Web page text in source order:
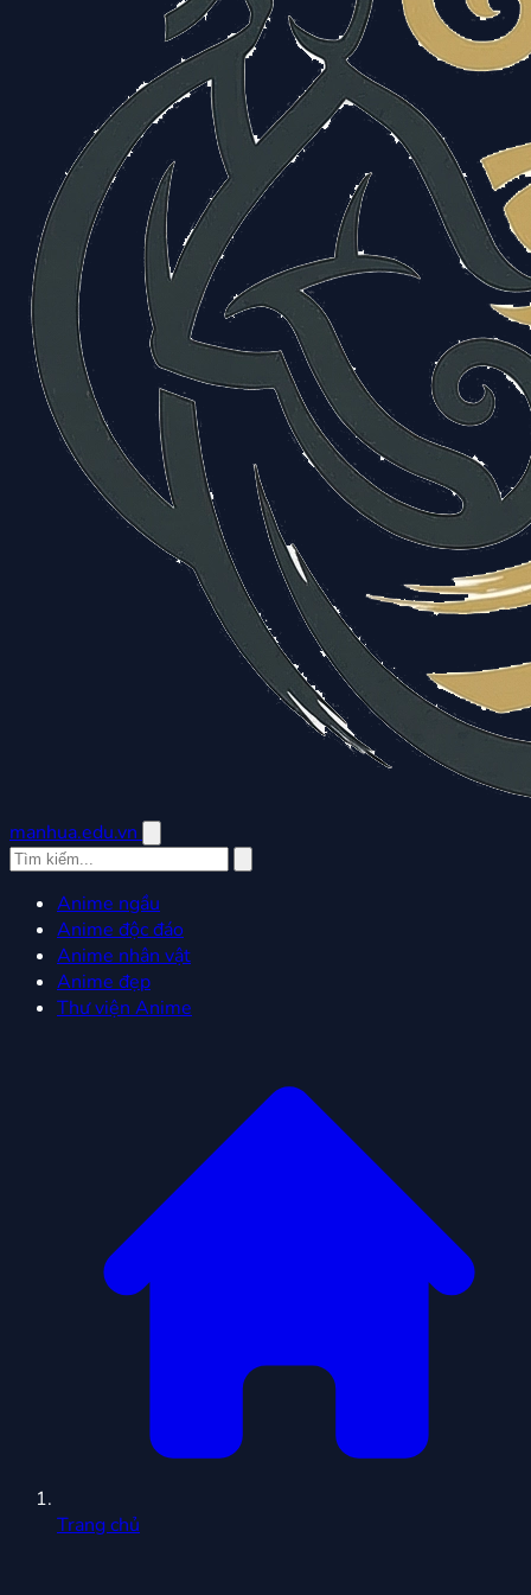
manhua.edu.vn
Anime ngầu
Anime độc đáo
Anime nhân vật
Anime đẹp
Thư viện Anime
Trang chủ